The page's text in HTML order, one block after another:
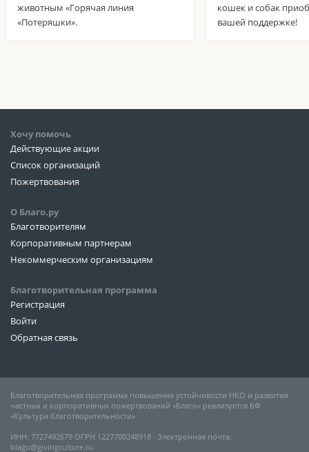
животным «Горячая линия
«Потеряшки».
кошек и собак
вашей поддержке!
Хочу помочь
Действующие акции
Список организаций
Пожертвования
О Благо.ру
Благотворителям
Корпоративным партнерам
Некоммерческим организациям
Благотворительная программа
Регистрация
Войти
Обратная связь
Благотворительная программа повышения устойчивости НКО и развития
частных и корпоративных пожертвований «Благо» реализуется БФ
«Культура благотворительности»
ИНН: 7727492679 ОГРН 1227700248918 ∙ Электронная почта:
blago@givingculture.ru